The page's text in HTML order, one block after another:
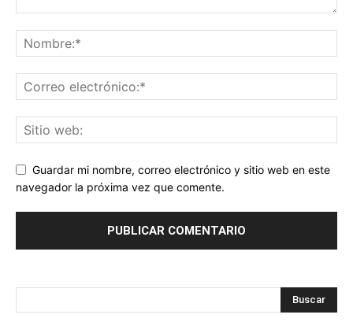
Guardar mi nombre, correo electrónico y sitio web en este
navegador la próxima vez que comente.